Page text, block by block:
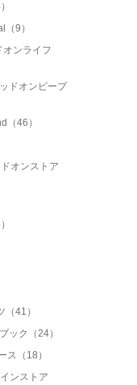
9）
オンライフ
ドオンピープ
（46）
オンストア
（41）
ック（24）
ス（18）
ンストア